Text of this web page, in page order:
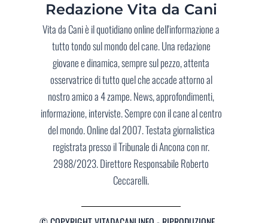
Redazione Vita da Cani
Vita da Cani è il quotidiano online dell'informazione a
tutto tondo sul mondo del cane. Una redazione
giovane e dinamica, sempre sul pezzo, attenta
osservatrice di tutto quel che accade attorno al
nostro amico a 4 zampe. News, approfondimenti,
informazione, interviste. Sempre con il cane al centro
del mondo. Online dal 2007. Testata giornalistica
registrata presso il Tribunale di Ancona con nr.
2988/2023. Direttore Responsabile Roberto
Ceccarelli.